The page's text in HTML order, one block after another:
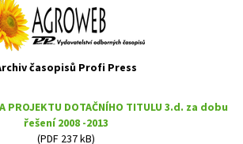
časopisů Profi Press
PROJEKTU DOTAČNÍHO TITULU 3.d. za dobu
řešení 2008 -2013
(PDF 237 kB)